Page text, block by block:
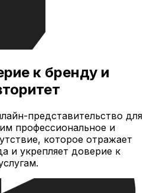
к бренду и
представительство для
профессиональное и
которое отражает
и укрепляет доверие к